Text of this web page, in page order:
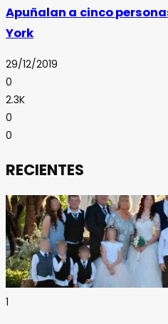
Apuñalan a cinco
York
29/12/2019
0
2.3K
0
0
RECIENTES
1